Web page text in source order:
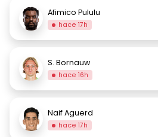
Afimico Pululu
hace 17h
S. Bornauw
hace 16h
Naif Aguerd
hace 17h